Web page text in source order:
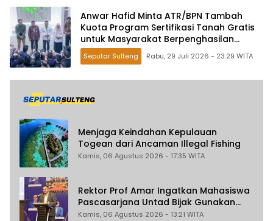
Anwar Hafid Minta ATR/BPN Tambah
Kuota Program Sertifikasi Tanah Gratis
untuk Masyarakat Berpenghasilan
Rendah
Seputar Sulteng Rabu, 29 Juli 2026 - 23:29 WITA
Menjaga Keindahan Kepulauan
Togean dari Ancaman Illegal Fishing
Kamis, 06 Agustus 2026 - 17:35 WITA
Rektor Prof Amar Ingatkan Mahasiswa
Pascasarjana Untad Bijak Gunakan
Akal Imitasi
Kamis, 06 Agustus 2026 - 13:21 WITA